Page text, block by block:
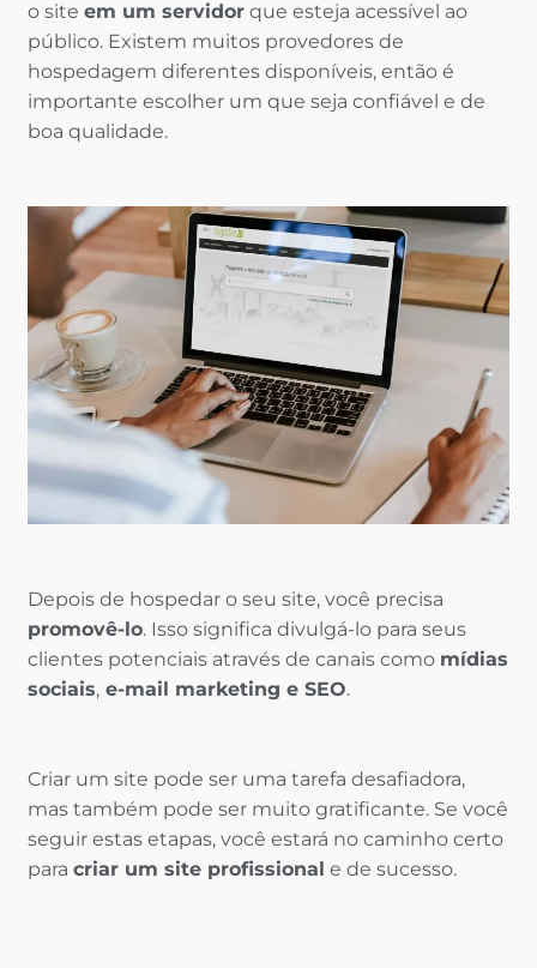
o site em um servidorque esteja acessível ao
público. Existem muitos provedores de
hospedagem diferentes disponíveis, então é
importante escolher um que seja confiável e de
boa qualidade.
Depois de hospedar o seu site, você precisa
promovê-lo. Isso significa divulgá-lo para seus
clientes potenciais através de canais como mídias
sociais,e-mail marketing e SEO.
Criar um site pode ser uma tarefa desafiadora,
mas também pode ser muito gratificante. Se você
seguir estas etapas, você estará no caminho certo
para criar um site profissional e de sucesso.